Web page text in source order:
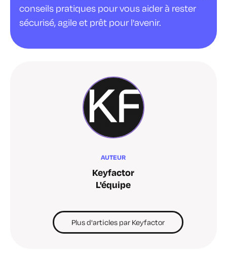
conseils pratiques pour vous aider à rester
sécurisé, agile et prêt pour l'avenir.
AUTEUR
Keyfactor
L'équipe
Plus d'articles par Keyfactor